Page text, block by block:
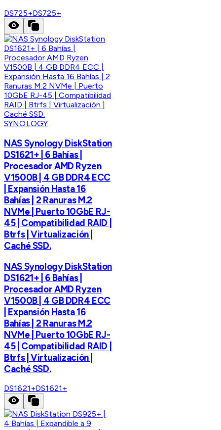
DS725+DS725+
SYNOLOGY
NAS Synology DiskStation
DS1621+ | 6 Bahías |
Procesador AMD Ryzen
V1500B | 4 GB DDR4 ECC
| Expansión Hasta 16
Bahías | 2 Ranuras M.2
NVMe | Puerto 10GbE RJ-
45 | Compatibilidad RAID |
Btrfs | Virtualización |
Caché SSD.
NAS Synology DiskStation
DS1621+ | 6 Bahías |
Procesador AMD Ryzen
V1500B | 4 GB DDR4 ECC
| Expansión Hasta 16
Bahías | 2 Ranuras M.2
NVMe | Puerto 10GbE RJ-
45 | Compatibilidad RAID |
Btrfs | Virtualización |
Caché SSD.
DS1621+DS1621+